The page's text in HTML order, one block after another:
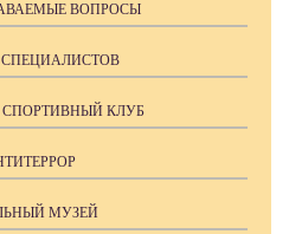
ВОПРОСЫ
КЛУБ
МУЗЕЙ